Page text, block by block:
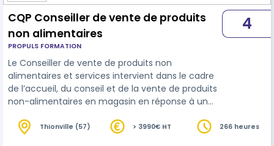
CQP Conseiller de vente de produits
non alimentaires
PROPULS FORMATION
Le Conseiller de vente de produits non
alimentaires et services intervient dans le cadre
de l’accueil, du conseil et de la vente de produits
non-alimentaires en magasin en réponse à un
fidélisation. Il est amené à travailler pour les
4
Thionville (57) > 3990€ HT 266 heures